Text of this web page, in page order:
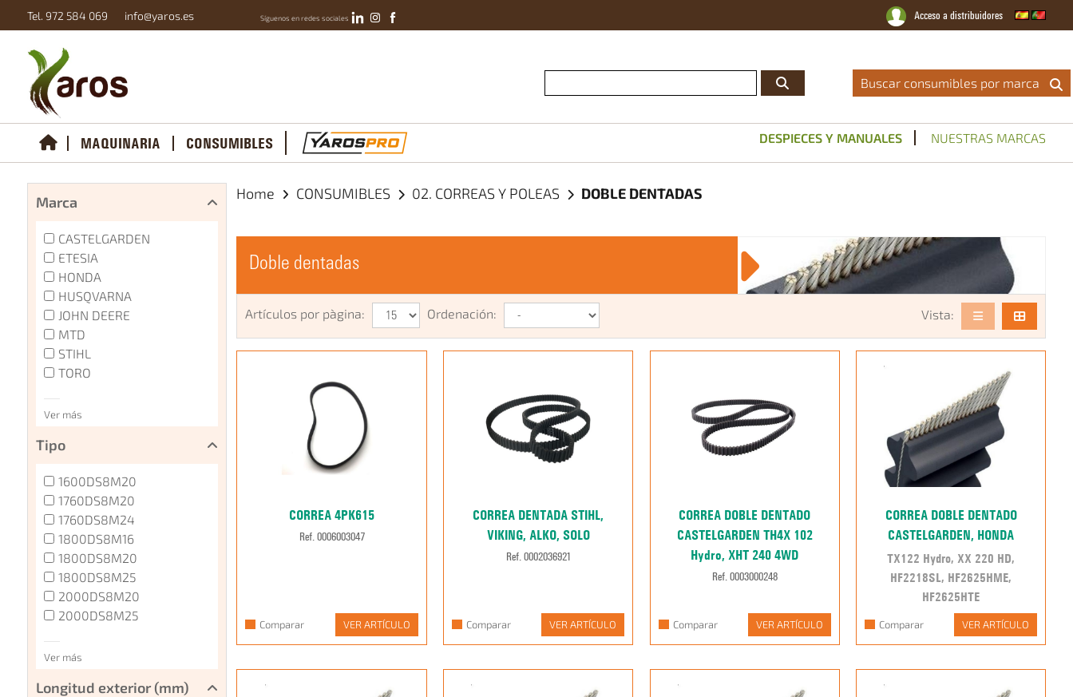
Tel. 972 584 069 info@yaros.es Síguenos en redes sociales Acceso a distribuidores
Conviértete En Distribuidor Oficial|Catálogos|Servicio Técnico|Noticias|Contacto
Buscar consumibles por marca
MAQUINARIA CONSUMIBLES DESPIECES Y MANUALES NUESTRAS MARCAS
Marca
CASTELGARDEN
ETESIA
HONDA
HUSQVARNA
JOHN DEERE
MTD
STIHL
TORO
Ver más
Tipo
1600DS8M20
1760DS8M20
1760DS8M24
1800DS8M16
1800DS8M20
1800DS8M25
2000DS8M20
2000DS8M25
Ver más
Longitud exterior (mm)
Home CONSUMIBLES 02. CORREAS Y POLEAS DOBLE DENTADAS
Doble dentadas
Artículos por pàgina: Ordenación: Vista:
CORREA 4PK615
Ref. 0006003047
Comparar VER ARTÍCULO
CORREA DENTADA STIHL,
VIKING, ALKO, SOLO
Ref. 0002036921
Comparar VER ARTÍCULO
CORREA DOBLE DENTADO
CASTELGARDEN TH4X 102
Hydro, XHT 240 4WD
Ref. 0003000248
Comparar VER ARTÍCULO
CORREA DOBLE DENTADO
CASTELGARDEN, HONDA
TX122 Hydro, XX 220 HD,
HF2218SL, HF2625HME,
HF2625HTE
Comparar VER ARTÍCULO